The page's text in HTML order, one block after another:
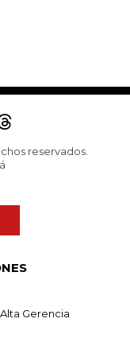
reservados.
Alta Gerencia